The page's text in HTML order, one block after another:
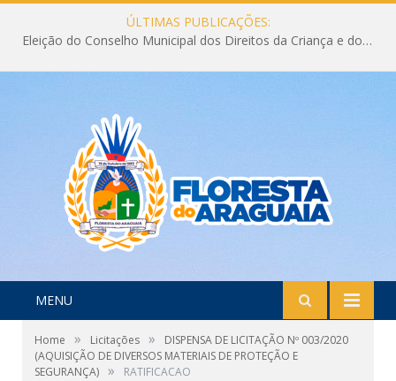
ÚLTIMAS PUBLICAÇÕES:
Eleição do Conselho Municipal dos Direitos da Criança e do Adolescente CMDCA 2026
MENU
Home » Licitações »
DISPENSA DE LICITAÇÃO Nº 003/2020
(AQUISIÇÃO DE DIVERSOS MATERIAIS DE PROTEÇÃO E
SEGURANÇA) » RATIFICACAO